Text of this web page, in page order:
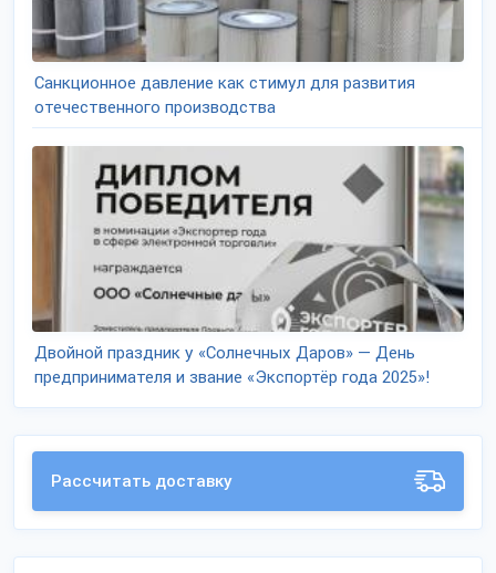
Санкционное давление как стимул для развития
отечественного производства
Двойной праздник у «Солнечных Даров» — День
предпринимателя и звание «Экспортёр года 2025»!
Рассчитать доставку